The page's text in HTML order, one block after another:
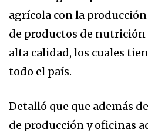
agrícola con la
de productos de nutrición
alta calidad, los cuales
todo el país.
Detalló que que además
de producción y oficinas